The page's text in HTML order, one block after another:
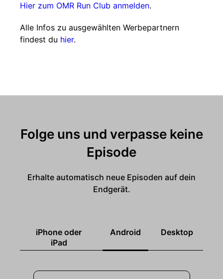
Hier zum OMR Run Club anmelden.
Alle Infos zu ausgewählten Werbepartnern
findest du hier.
Folge uns und verpasse keine
Episode
Erhalte automatisch neue Episoden auf dein
Endgerät.
iPhone oder
iPad
Android Desktop